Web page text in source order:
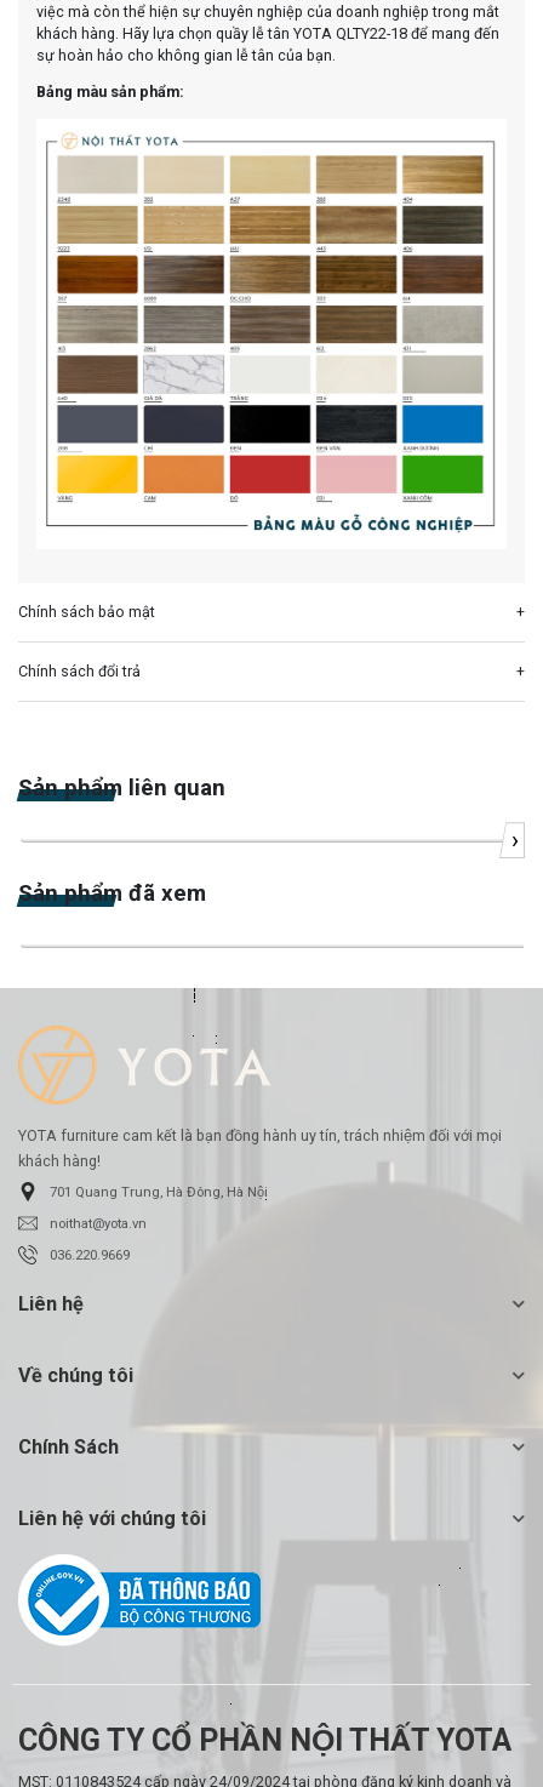
việc mà còn thể hiện sự chuyên nghiệp của doanh nghiệp trong mắt
khách hàng. Hãy lựa chọn quầy lễ tân YOTA QLTY22-18 để mang đến
sự hoàn hảo cho không gian lễ tân của bạn.
Bảng màu sản phẩm:
Chính sách bảo mật
Chính sách đổi trả
Sản phẩm liên quan
›
Sản phẩm đã xem
YOTA furniture cam kết là bạn đồng hành uy tín, trách nhiệm đối với mọi
khách hàng!
701 Quang Trung, Hà Đông, Hà Nội
noithat@yota.vn
036.220.9669
Liên hệ
Về chúng tôi
Chính Sách
Liên hệ với chúng tôi
CÔNG TY CỔ PHẦN NỘI THẤT YOTA
MST: 0110843524 cấp ngày 24/09/2024 tại phòng đăng ký kinh doanh và